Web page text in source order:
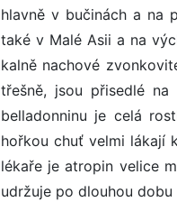
hlavně v bučinách a na
také v Malé Asii a na
kalně nachové
třešně, jsou přisedlé
belladonninu je celá
hořkou chuť velmi lákají
lékaře je atropin velice
udržuje po dlouhou